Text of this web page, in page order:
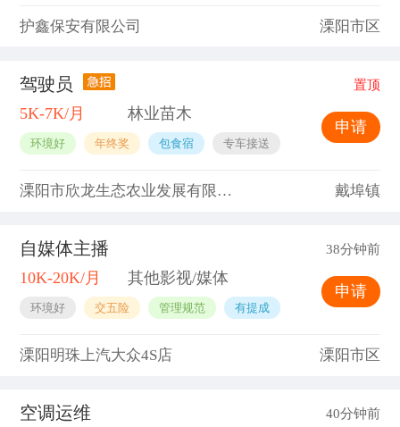
护鑫保安有限公司 溧阳市区
驾驶员 置顶
5K-7K/月 林业苗木
环境好 年终奖 包食宿 专车接送
申请
溧阳市欣龙生态农业发展有限公司 戴埠镇
自媒体主播 38分钟前
10K-20K/月 其他影视/媒体
环境好 交五险 管理规范 有提成
申请
溧阳明珠上汽大众4S店 溧阳市区
空调运维 40分钟前